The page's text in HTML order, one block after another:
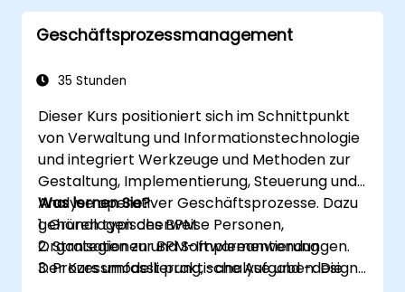
Geschäftsprozessmanagement
35 Stunden
Dieser Kurs positioniert sich im Schnittpunkt
von Verwaltung und Informationstechnologie
und integriert Werkzeuge und Methoden zur
Gestaltung, Implementierung, Steuerung und
Analyse operativer Geschäftsprozesse. Dazu
gehören typischerweise Personen,
Organisationen und Softwareanwendungen.
Der Kurs umfasst praktische Aufgaben: Die
Was lernen Sie?
1. Grundlagen des BPM
2. Strategien zur BPM-Implementierung
3. Prozessmodellierung, -analyse und -design